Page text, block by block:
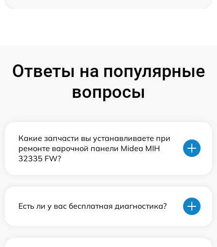
Ответы на популярные
вопросы
Какие запчасти вы устанавливаете при
ремонте варочной панели Midea MIH
32335 FW?
Есть ли у вас бесплатная диагностика?